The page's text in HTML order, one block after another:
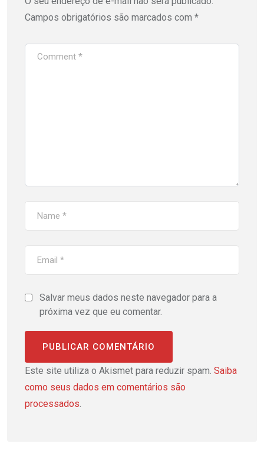
Campos obrigatórios são marcados com *
Salvar meus dados neste navegador para a
próxima vez que eu comentar.
Este site utiliza o Akismet para reduzir spam. Saiba
como seus dados em comentários são
processados.